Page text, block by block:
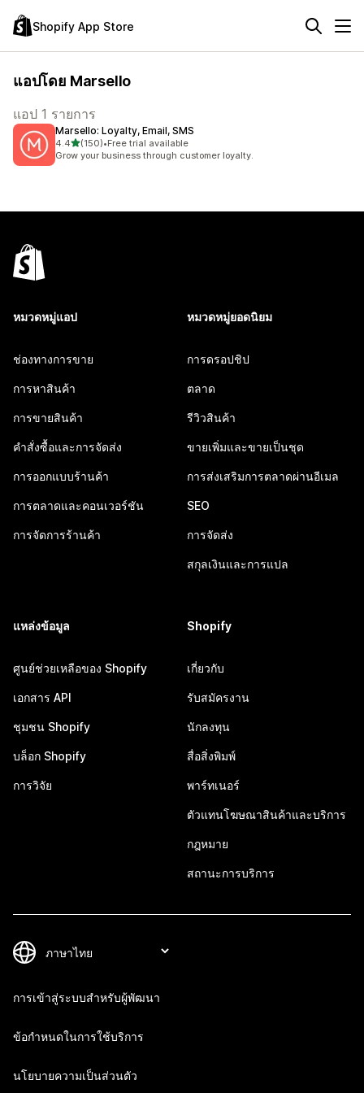
Shopify App Store
แอปโดย Marsello
แอป 1 รายการ
Marsello: Loyalty, Email, SMS
4.4เต็ม 5 ดาว
(150)
ทั้งหมด 150 รีวิว
•Free trial available
Grow your business through customer loyalty.
หมวดหมู่แอป
ช่องทางการขาย
การหาสินค้า
การขายสินค้า
คำสั่งซื้อและการจัดส่ง
การออกแบบร้านค้า
การตลาดและคอนเวอร์ชัน
การจัดการร้านค้า
หมวดหมู่ยอดนิยม
การดรอปชิป
ตลาด
รีวิวสินค้า
ขายเพิ่มและขายเป็นชุด
การส่งเสริมการตลาดผ่านอีเมล
SEO
การจัดส่ง
สกุลเงินและการแปล
แหล่งข้อมูล
ศูนย์ช่วยเหลือของ Shopify
เอกสาร API
ชุมชน Shopify
บล็อก Shopify
การวิจัย
Shopify
เกี่ยวกับ
รับสมัครงาน
นักลงทุน
สื่อสิ่งพิมพ์
พาร์ทเนอร์
ตัวแทนโฆษณาสินค้าและบริการ
กฎหมาย
สถานะการบริการ
การเข้าสู่ระบบสำหรับผู้พัฒนา
ข้อกำหนดในการใช้บริการ
นโยบายความเป็นส่วนตัว